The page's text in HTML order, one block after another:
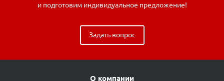
и подготовим индивидуальное предложение!
Задать вопрос
О компании